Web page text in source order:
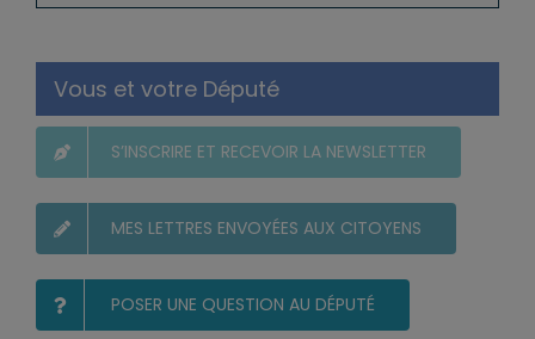
Vous et votre Député
S’INSCRIRE ET RECEVOIR LA NEWSLETTER
MES LETTRES ENVOYÉES AUX CITOYENS
POSER UNE QUESTION AU DÉPUTÉ